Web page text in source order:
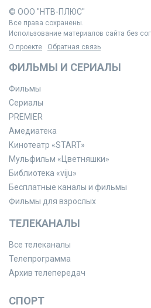
© ООО "НТВ-ПЛЮС"
Все права сохранены.
Использование материалов сайта без
О проекте
Обратная связь
ФИЛЬМЫ И СЕРИАЛЫ
Фильмы
Сериалы
PREMIER
Амедиатека
Кинотеатр «START»
Мульфильм «Цветняшки»
Библиотека «viju»
Бесплатные каналы и фильмы
Фильмы для взрослых
ТЕЛЕКАНАЛЫ
Все телеканалы
Телепрограмма
Архив телепередач
СПОРТ